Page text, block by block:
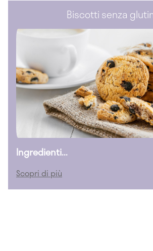
Biscotti senza
Ingredienti...
Scopri di più